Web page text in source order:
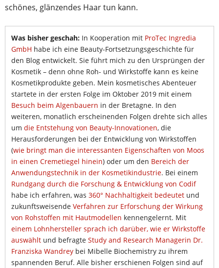
schönes, glänzendes Haar tun kann.
Was bisher geschah: In Kooperation mit ProTec Ingredia
GmbH habe ich eine Beauty-Fortsetzungsgeschichte für
den Blog entwickelt. Sie führt mich zu den Ursprüngen der
Kosmetik – denn ohne Roh- und Wirkstoffe kann es keine
Kosmetikprodukte geben. Mein kosmetisches Abenteuer
startete in der ersten Folge im Oktober 2019 mit einem
Besuch beim Algenbauern in der Bretagne. In den
weiteren, monatlich erscheinenden Folgen drehte sich alles
um die Entstehung von Beauty-Innovationen, die
Herausforderungen bei der Entwicklung von Wirkstoffen
(wie bringt man die interessanten Eigenschaften von Moos
in einen Cremetiegel hinein) oder um den Bereich der
Anwendungstechnik in der Kosmetikindustrie. Bei einem
Rundgang durch die Forschung & Entwicklung von Codif
habe ich erfahren, was 360° Nachhaltigkeit bedeutet und
zukunftsweisende Verfahren zur Erforschung der Wirkung
von Rohstoffen mit Hautmodellen kennengelernt. Mit
einem Lohnhersteller sprach ich darüber, wie er Wirkstoffe
auswählt und befragte Study and Research Managerin Dr.
Franziska Wandrey bei Mibelle Biochemistry zu ihrem
spannenden Beruf. Alle bisher erschienen Folgen sind auf